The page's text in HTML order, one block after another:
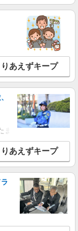
りあえずキープ
ま市岩槻区・久喜市・
りあえずキープ